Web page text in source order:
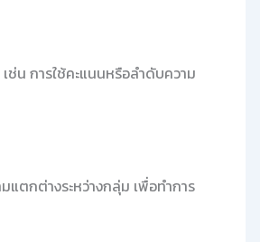
ช่น การใช้คะแนนหรือลำดับความ
แตกต่างระหว่างกลุ่ม เพื่อทำการ